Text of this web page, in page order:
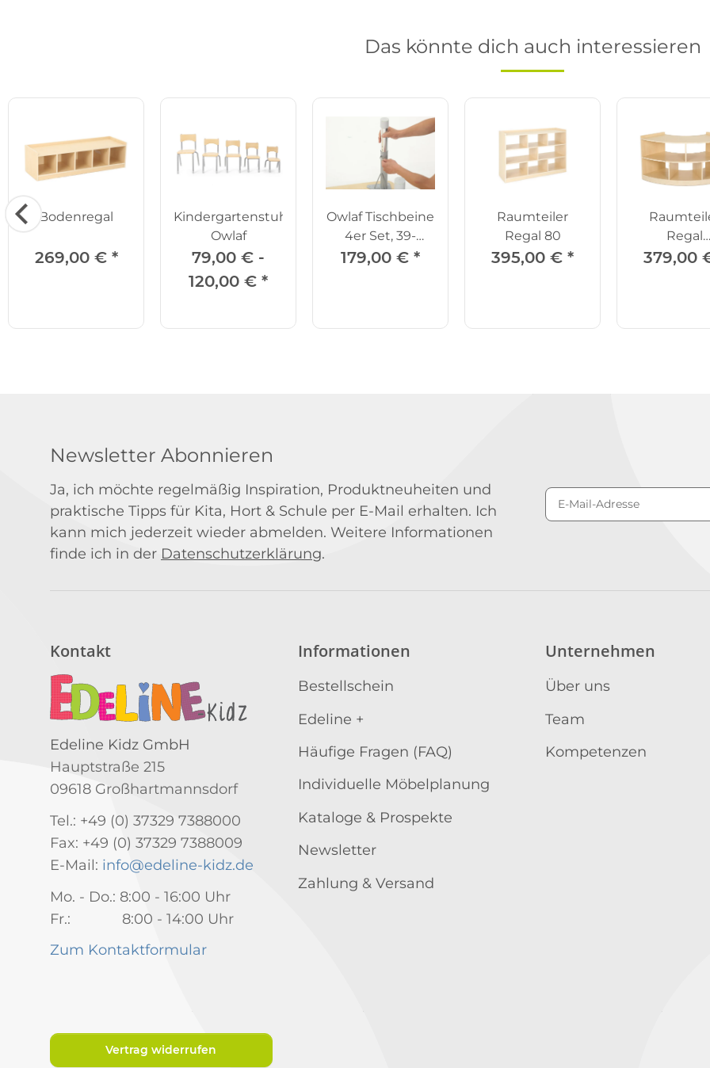
Das könnte dich auch interessieren
Bodenregal
269,00 € *
Kindergartenstuhl
Owlaf
79,00 € -
120,00 € *
Owlaf Tischbeine
4er Set, 39-
61,5cm
179,00 € *
Raumteiler
Regal 80
395,00 € *
Regal
379,00
Newsletter Abonnieren
Ja, ich möchte regelmäßig Inspiration, Produktneuheiten und
praktische Tipps für Kita, Hort & Schule per E-Mail erhalten. Ich
kann mich jederzeit wieder abmelden. Weitere Informationen
finde ich in der Datenschutzerklärung.
Kontakt
Edeline Kidz GmbH
Hauptstraße 215
09618 Großhartmannsdorf
Tel.: +49 (0) 37329 7388000
Fax: +49 (0) 37329 7388009
E-Mail: info@edeline-kidz.de
Mo. - Do.: 8:00 - 16:00 Uhr
Fr.: 8:00 - 14:00 Uhr
Zum Kontaktformular
Informationen
Bestellschein
Edeline +
Häufige Fragen (FAQ)
Individuelle Möbelplanung
Kataloge & Prospekte
Newsletter
Zahlung & Versand
Unternehmen
Über uns
Team
Kompetenzen
Vertrag widerrufen